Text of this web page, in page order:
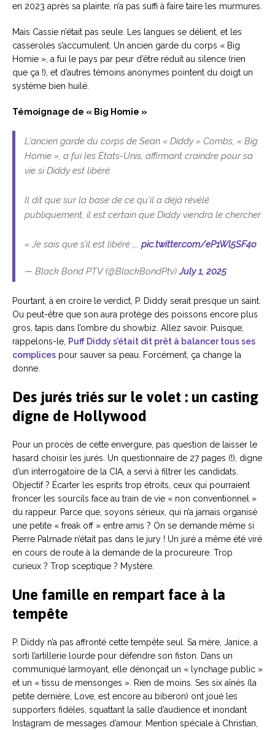
en 2023 après sa plainte, n’a pas suffi à faire taire les murmures.
Mais Cassie n’était pas seule. Les langues se délient, et les
casseroles s’accumulent. Un ancien garde du corps « Big
Homie », a fui le pays par peur d’être réduit au silence (rien
que ça !), et d’autres témoins anonymes pointent du doigt un
système bien huilé.
Témoignage de « Big Homie »
L'ancien garde du corps de Sean « Diddy » Combs, « Big
Homie », a fui les États-Unis, affirmant craindre pour sa
vie si Diddy est libéré.
Il dit que sur la base de ce qu'il a déjà révélé
publiquement, il est certain que Diddy viendra le chercher.
« Je sais que s’il est libéré ,… pic.twitter.com/eP1Wl5SF4o
— Black Bond PTV (@BlackBondPtv)July 1, 2025
Pourtant, à en croire le verdict, P. Diddy serait presque un saint.
Ou peut-être que son aura protège des poissons encore plus
gros, tapis dans l’ombre du showbiz. Allez savoir. Puisque,
rappelons-le, Puff Diddy s’était dit prêt à balancer tous ses
complices pour sauver sa peau. Forcément, ça change la
donne.
Des jurés triés sur le volet : un casting
digne de Hollywood
Pour un procès de cette envergure, pas question de laisser le
hasard choisir les jurés. Un questionnaire de 27 pages (!), digne
d’un interrogatoire de la CIA, a servi à filtrer les candidats.
Objectif ? Écarter les esprits trop étroits, ceux qui pourraient
froncer les sourcils face au train de vie « non conventionnel »
du rappeur. Parce que, soyons sérieux, qui n’a jamais organisé
une petite « freak off » entre amis ? On se demande même si
Pierre Palmade n’était pas dans le jury ! Un juré a même été viré
en cours de route à la demande de la procureure. Trop
curieux ? Trop sceptique ? Mystère.
Une famille en rempart face à la
tempête
P. Diddy n’a pas affronté cette tempête seul. Sa mère, Janice, a
sorti l’artillerie lourde pour défendre son fiston. Dans un
communiqué larmoyant, elle dénonçait un « lynchage public »
et un « tissu de mensonges ». Rien de moins. Ses six aînés (la
petite dernière, Love, est encore au biberon) ont joué les
supporters fidèles, squattant la salle d’audience et inondant
Instagram de messages d’amour. Mention spéciale à Christian,